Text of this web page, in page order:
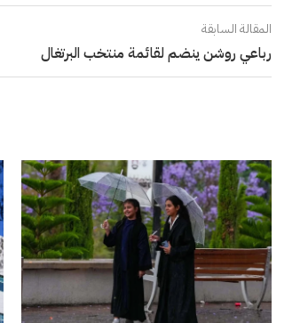
المقالة السابقة
رباعي روشن ينضم لقائمة منتخب البرتغال